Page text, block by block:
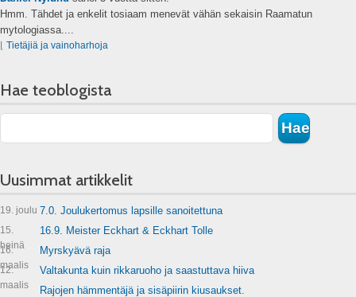
Hmm. Tähdet ja enkelit tosiaam menevät vähän sekaisin Raamatun
mytologiassa....
⌊ Tietäjiä ja vainoharhoja
Hae teoblogista
Uusimmat artikkelit
19. joulu 7.0. Joulukertomus lapsille sanoitettuna
15.
heinä
16.9. Meister Eckhart & Eckhart Tolle
16.
maalis
Myrskyävä raja
12.
maalis
Valtakunta kuin rikkaruoho ja saastuttava hiiva
Rajojen hämmentäjä ja sisäpiirin kiusaukset.